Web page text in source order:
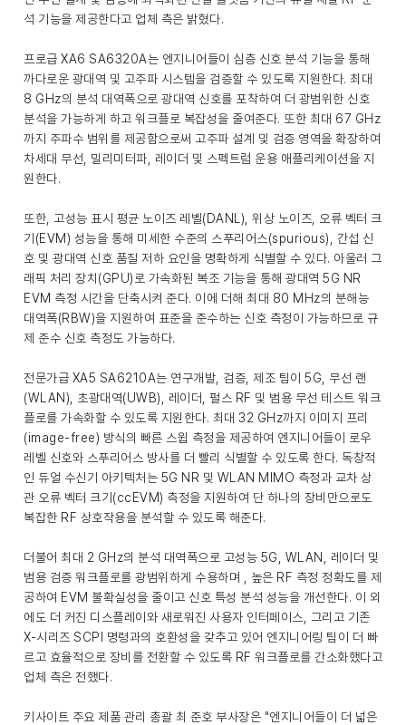
석 기능을 제공한다고 업체 측은 밝혔다.
프로급 XA6 SA6320A는 엔지니어들이 심층 신호 분석 기능을 통해
까다로운 광대역 및 고주파 시스템을 검증할 수 있도록 지원한다. 최대
8 GHz의 분석 대역폭으로 광대역 신호를 포착하여 더 광범위한 신호
분석을 가능하게 하고 워크플로 복잡성을 줄여준다. 또한 최대 67 GHz
까지 주파수 범위를 제공함으로써 고주파 설계 및 검증 영역을 확장하여
차세대 무선, 밀리미터파, 레이더 및 스펙트럼 운용 애플리케이션을 지
원한다.
또한, 고성능 표시 평균 노이즈 레벨(DANL), 위상 노이즈, 오류 벡터 크
기(EVM) 성능을 통해 미세한 수준의 스푸리어스(spurious), 간섭 신
호 및 광대역 신호 품질 저하 요인을 명확하게 식별할 수 있다. 아울러 그
래픽 처리 장치(GPU)로 가속화된 복조 기능을 통해 광대역 5G NR
EVM 측정 시간을 단축시켜 준다. 이에 더해 최대 80 MHz의 분해능
대역폭(RBW)을 지원하여 표준을 준수하는 신호 측정이 가능하므로 규
제 준수 신호 측정도 가능하다.
전문가급 XA5 SA6210A는 연구개발, 검증, 제조 팀이 5G, 무선 랜
(WLAN), 초광대역(UWB), 레이더, 펄스 RF 및 범용 무선 테스트 워크
플로를 가속화할 수 있도록 지원한다. 최대 32 GHz까지 이미지 프리
(image-free) 방식의 빠른 스윕 측정을 제공하여 엔지니어들이 로우
레벨 신호와 스푸리어스 방사를 더 빨리 식별할 수 있도록 한다. 독창적
인 듀얼 수신기 아키텍처는 5G NR 및 WLAN MIMO 측정과 교차 상
관 오류 벡터 크기(ccEVM) 측정을 지원하여 단 하나의 장비만으로도
복잡한 RF 상호작용을 분석할 수 있도록 해준다.
더불어 최대 2 GHz의 분석 대역폭으로 고성능 5G, WLAN, 레이더 및
범용 검증 워크플로를 광범위하게 수용하며 , 높은 RF 측정 정확도를 제
공하여 EVM 불확실성을 줄이고 신호 특성 분석 성능을 개선한다. 이 외
에도 더 커진 디스플레이와 새로워진 사용자 인터페이스, 그리고 기존
X-시리즈 SCPI 명령과의 호환성을 갖추고 있어 엔지니어링 팀이 더 빠
르고 효율적으로 장비를 전환할 수 있도록 RF 워크플로를 간소화했다고
업체 측은 전했다.
키사이트 주요 제품 관리 총괄 최 준호 부사장은 "엔지니어들이 더 넓은